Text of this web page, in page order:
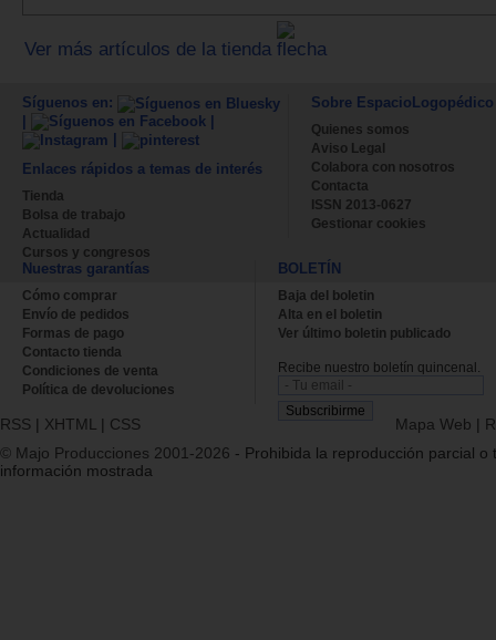
Ver más artículos de la tienda
Síguenos en:
|
|
Enlaces rápidos a temas de interés
Tienda
Bolsa de trabajo
Actualidad
Cursos y congresos
Sobre EspacioLogopédico
Quienes somos
Aviso Legal
Colabora con nosotros
Contacta
ISSN 2013-0627
Gestionar cookies
Nuestras garantías
Cómo comprar
Envío de pedidos
Formas de pago
Contacto tienda
Condiciones de venta
Política de devoluciones
BOLETÍN
Baja del boletin
Alta en el boletin
Ver último boletin publicado
Recibe nuestro boletín quincenal.
RSS | XHTML | CSS Mapa Web |
© Majo Producciones 2001-2026 - Prohibida la reproducción parcial o
información mostrada